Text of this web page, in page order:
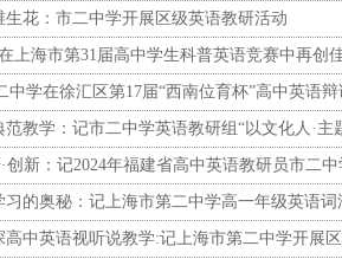
生花：市二中学开展区级英语教研活动
上海市第31届高中学生科普英语竞赛中再创
中学在徐汇区第17届“西南位育杯”高中英语
教学：记市二中学英语教研组“以文化人·主
·创新：记2024年福建省高中英语教研员市二
习的奥秘：记上海市第二中学高一年级英语词
高中英语视听说教学:记上海市第二中学开展